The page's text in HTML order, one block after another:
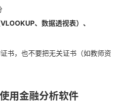
、数据透视表）、
书，也不要把无关证书（如教师资
用金融分析软件